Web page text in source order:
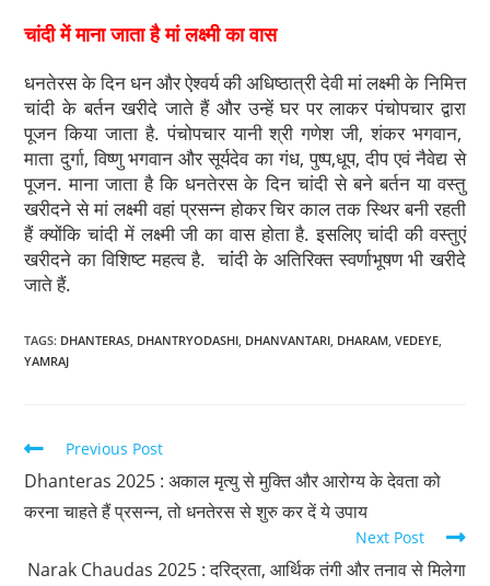
चांदी में माना जाता है मां लक्ष्मी का वास
धनतेरस के दिन धन और ऐश्वर्य की अधिष्ठात्री देवी मां लक्ष्मी के निमित्त
चांदी के बर्तन खरीदे जाते हैं और उन्हें घर पर लाकर पंचोपचार द्वारा
पूजन किया जाता है. पंचोपचार यानी श्री गणेश जी, शंकर भगवान,
माता दुर्गा, विष्णु भगवान और सूर्यदेव का गंध, पुष्प,धूप, दीप एवं नैवेद्य से
पूजन. माना जाता है कि धनतेरस के दिन चांदी से बने बर्तन या वस्तु
खरीदने से मां लक्ष्मी वहां प्रसन्न होकर चिर काल तक स्थिर बनी रहती
हैं क्योंकि चांदी में लक्ष्मी जी का वास होता है. इसलिए चांदी की वस्तुएं
खरीदने का विशिष्ट महत्व है. चांंदी के अतिरिक्त स्वर्णाभूषण भी खरीदे
जाते हैं.
TAGS: DHANTERAS DHANTRYODASHI DHANVANTARI DHARAM VEDEYE
YAMRAJ
Previous Post
Dhanteras 2025 : अकाल मृत्यु से मुक्ति और आरोग्य के देवता को
करना चाहते हैं प्रसन्न, तो धनतेरस से शुरु कर दें ये उपाय
Next Post
Narak Chaudas 2025 : दरिद्रता, आर्थिक तंगी और तनाव से मिलेगा